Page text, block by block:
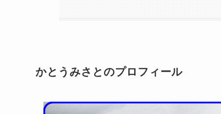
かとうみさとのプロフィール